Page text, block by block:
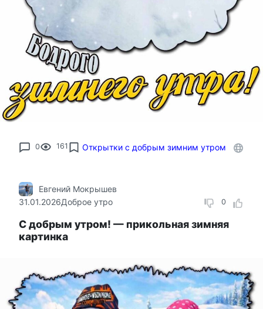
0 161 Открытки с добрым зимним утром
0
Евгений Мокрышев
31.01.2026Доброе утро
С добрым утром! — прикольная зимняя
картинка